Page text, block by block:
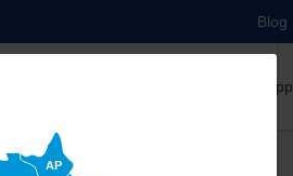
Blog
Compre via WhatsApp
AP